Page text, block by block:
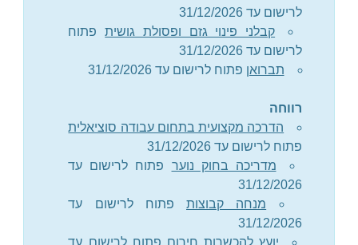
לרישום עד 31/12/2026
קבלני פינוי גזם ופסולת גושיתפתוח
לרישום עד 31/12/2026
תברואן פתוח לרישום עד 31/12/2026
רווחה
הדרכה מקצועית בתחום עבודה סוציאלית
פתוח לרישום עד 31/12/2026
מדריכה בחוק נוער פתוח לרישום עד
31/12/2026
מנחה קבוצות פתוח לרישום עד
31/12/2026
יועץ להכשרות חירום פתוח לרישום עד